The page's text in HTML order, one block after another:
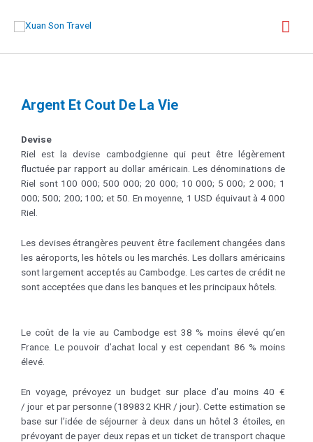
Argent Et Cout De La Vie
Devise
Riel est la devise cambodgienne qui peut être légèrement
fluctuée par rapport au dollar américain. Les dénominations de
Riel sont 100 000; 500 000; 20 000; 10 000; 5 000; 2 000; 1
000; 500; 200; 100; et 50. En moyenne, 1 USD équivaut à 4 000
Riel.
Les devises étrangères peuvent être facilement changées dans
les aéroports, les hôtels ou les marchés. Les dollars américains
sont largement acceptés au Cambodge. Les cartes de crédit ne
sont acceptées que dans les banques et les principaux hôtels.
Le coût de la vie au Cambodge est 38 % moins élevé qu’en
France. Le pouvoir d’achat local y est cependant 86 % moins
élevé.
En voyage, prévoyez un budget sur place d’au moins 40 €
/ jour et par personne (189832 KHR / jour). Cette estimation se
base sur l’idée de séjourner à deux dans un hôtel 3 étoiles, en
prévoyant de payer deux repas et un ticket de transport chaque